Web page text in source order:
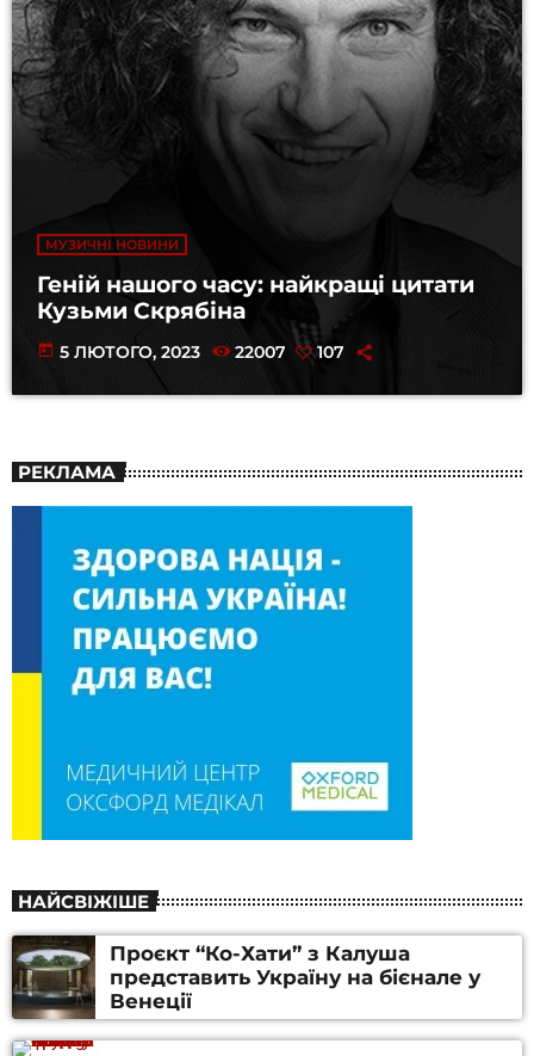
МУЗИЧНІ НОВИНИ
Геній нашого часу: найкращі цитати
Кузьми Скрябіна
today 5 ЛЮТОГО, 2023 22007 107
РЕКЛАМА
НАЙСВІЖІШЕ
Проєкт “Ко-Хати” з Калуша
представить Україну на бієнале у
Венеції